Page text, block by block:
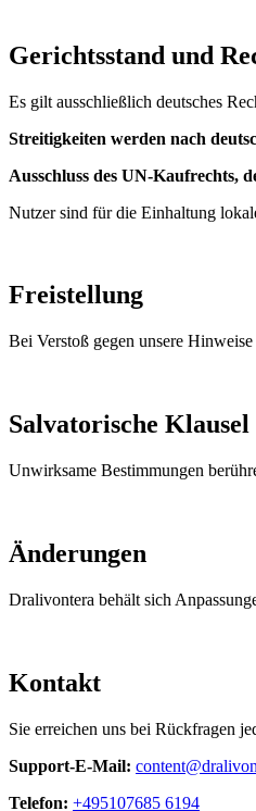
Gerichtsstand und
Es gilt ausschließlich deutsches
Streitigkeiten werden nach
Ausschluss des UN-Kaufrechts,
Nutzer sind für die Einhaltung
Freistellung
Bei Verstoß gegen unsere
Salvatorische Klausel
Unwirksame Bestimmungen
Änderungen
Dralivontera behält sich
Kontakt
Sie erreichen uns bei Rückfragen
Support-E-Mail:
Telefon: +495107685 6194